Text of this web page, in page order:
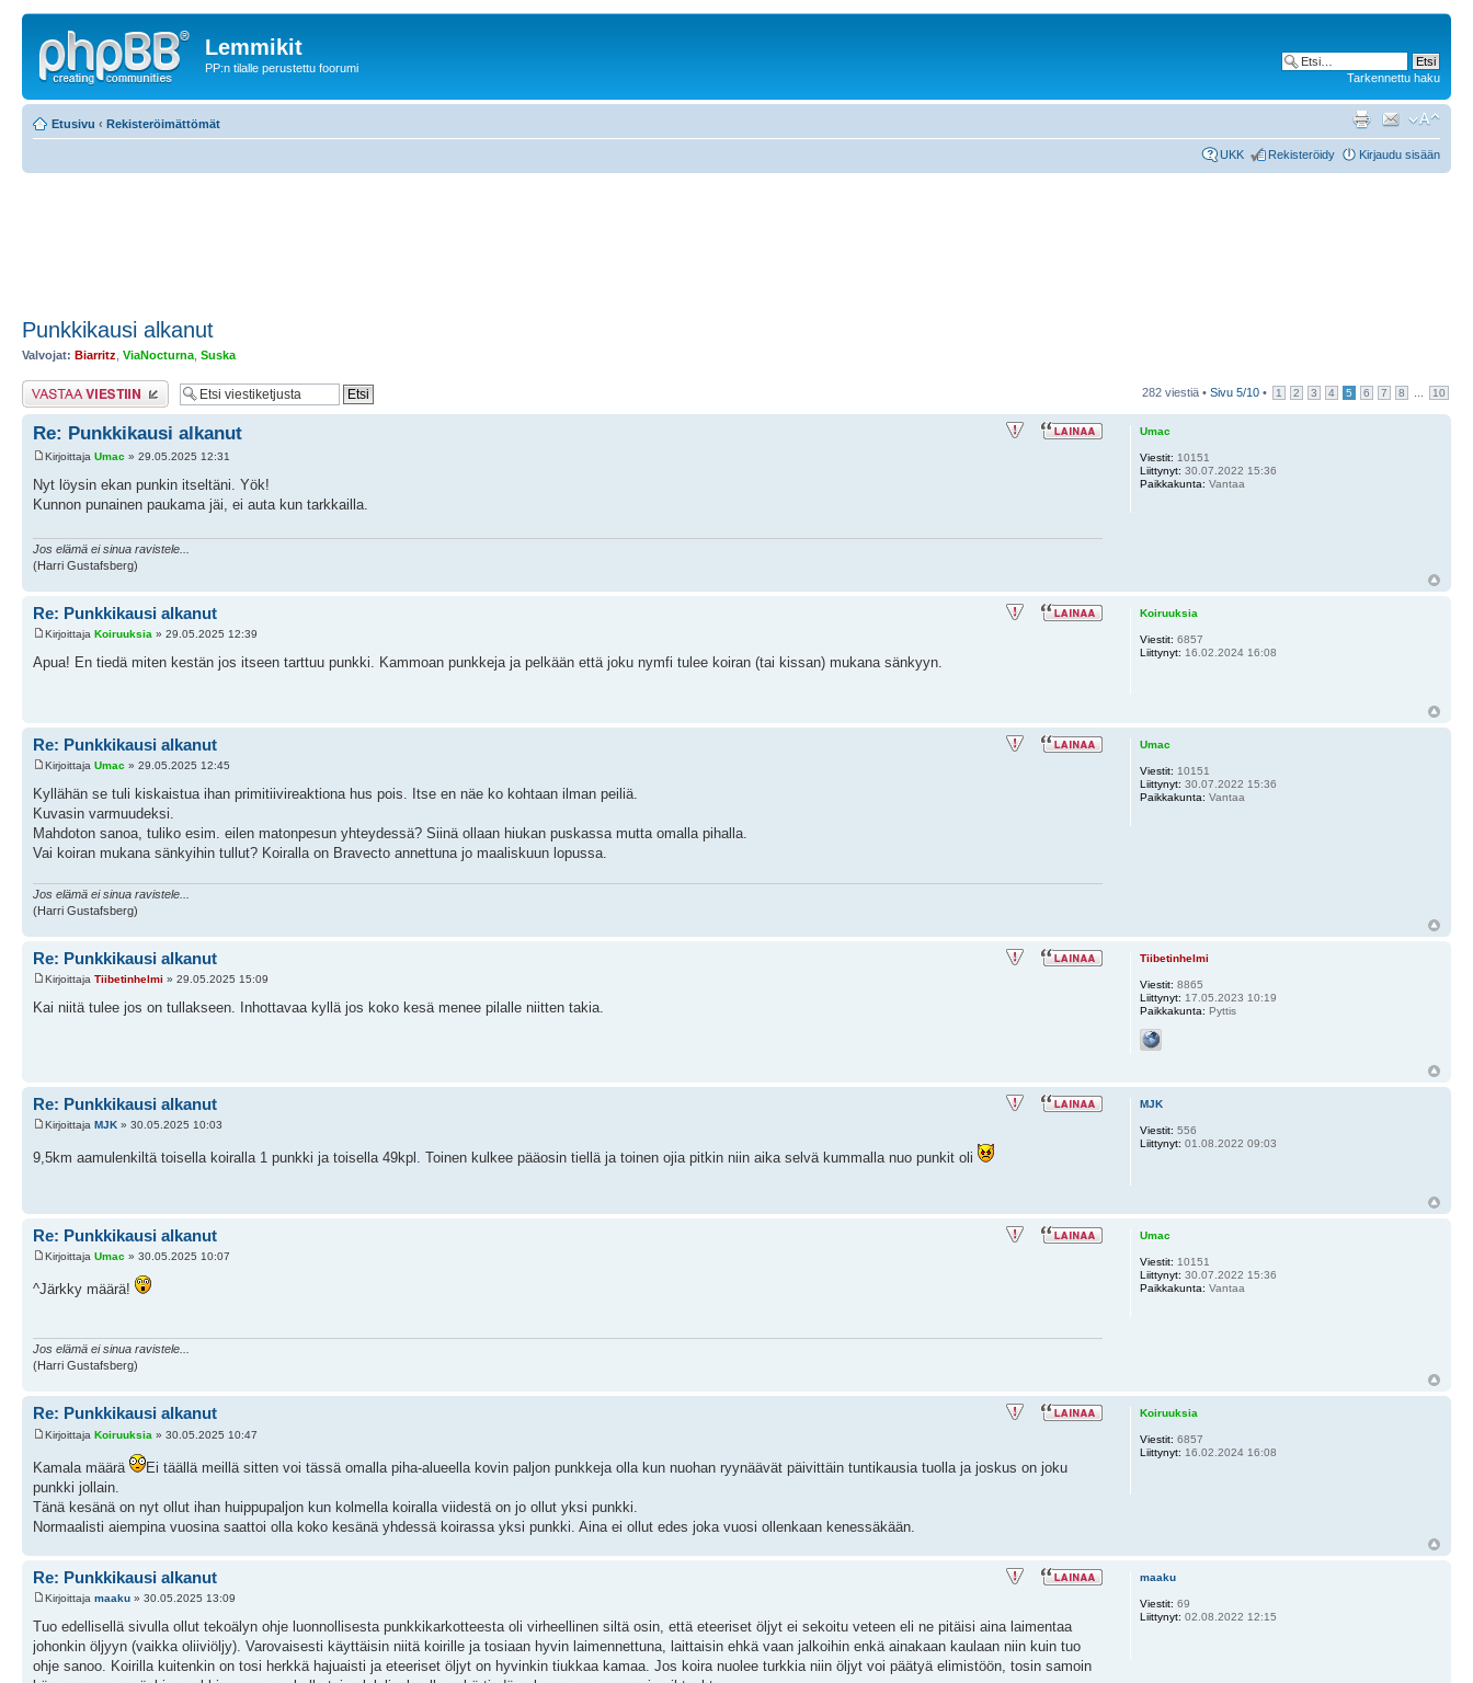
Lemmikit
PP:n tilalle perustettu foorumi
Tarkennettu haku
Etusivu ‹ Rekisteröimättömät
UKK Rekisteröidy Kirjaudu sisään
Punkkikausi alkanut
Valvojat: Biarritz ViaNocturna Suska
Lähetä vastaus 282 viestiä • Sivu 5/10 • 1 2 3 4 5 6 7 8 10
Re: Punkkikausi alkanut
Kirjoittaja Umac » 29.05.2025 12:31
Nyt löysin ekan punkin itseltäni. Yök!
Kunnon punainen paukama jäi, ei auta kun tarkkailla.
Jos elämä ei sinua ravistele...
(Harri Gustafsberg)
Umac
Viestit: 10151
Liittynyt: 30.07.2022 15:36
Paikkakunta: Vantaa
Re: Punkkikausi alkanut
Kirjoittaja Koiruuksia » 29.05.2025 12:39
Apua! En tiedä miten kestän jos itseen tarttuu punkki. Kammoan punkkeja ja pelkään että joku nymfi tulee koiran (tai kissan) mukana sänkyyn.
Koiruuksia
Viestit: 6857
Liittynyt: 16.02.2024 16:08
Re: Punkkikausi alkanut
Kirjoittaja Umac » 29.05.2025 12:45
Kyllähän se tuli kiskaistua ihan primitiivireaktiona hus pois. Itse en näe ko kohtaan ilman peiliä.
Kuvasin varmuudeksi.
Mahdoton sanoa, tuliko esim. eilen matonpesun yhteydessä? Siinä ollaan hiukan puskassa mutta omalla pihalla.
Vai koiran mukana sänkyihin tullut? Koiralla on Bravecto annettuna jo maaliskuun lopussa.
Jos elämä ei sinua ravistele...
(Harri Gustafsberg)
Umac
Viestit: 10151
Liittynyt: 30.07.2022 15:36
Paikkakunta: Vantaa
Re: Punkkikausi alkanut
Kirjoittaja Tiibetinhelmi » 29.05.2025 15:09
Kai niitä tulee jos on tullakseen. Inhottavaa kyllä jos koko kesä menee pilalle niitten takia.
Tiibetinhelmi
Viestit: 8865
Liittynyt: 17.05.2023 10:19
Paikkakunta: Pyttis
Re: Punkkikausi alkanut
Kirjoittaja MJK » 30.05.2025 10:03
9,5km aamulenkiltä toisella koiralla 1 punkki ja toisella 49kpl. Toinen kulkee pääosin tiellä ja toinen ojia pitkin niin aika selvä kummalla nuo punkit oli
MJK
Viestit: 556
Liittynyt: 01.08.2022 09:03
Re: Punkkikausi alkanut
Kirjoittaja Umac » 30.05.2025 10:07
^Järkky määrä!
Jos elämä ei sinua ravistele...
(Harri Gustafsberg)
Umac
Viestit: 10151
Liittynyt: 30.07.2022 15:36
Paikkakunta: Vantaa
Re: Punkkikausi alkanut
Kirjoittaja Koiruuksia » 30.05.2025 10:47
Kamala määrä
Ei täällä meillä sitten voi tässä omalla piha-alueella kovin paljon punkkeja olla kun nuohan ryynäävät päivittäin tuntikausia tuolla ja joskus on joku
punkki jollain.
Tänä kesänä on nyt ollut ihan huippupaljon kun kolmella koiralla viidestä on jo ollut yksi punkki.
Normaalisti aiempina vuosina saattoi olla koko kesänä yhdessä koirassa yksi punkki. Aina ei ollut edes joka vuosi ollenkaan kenessäkään.
Koiruuksia
Viestit: 6857
Liittynyt: 16.02.2024 16:08
Re: Punkkikausi alkanut
Kirjoittaja maaku » 30.05.2025 13:09
Tuo edellisellä sivulla ollut tekoälyn ohje luonnollisesta punkkikarkotteesta oli virheellinen siltä osin, että eteeriset öljyt ei sekoitu veteen eli ne pitäisi aina laimentaa
johonkin öljyyn (vaikka oliiviöljy). Varovaisesti käyttäisin niitä koirille ja tosiaan hyvin laimennettuna, laittaisin ehkä vaan jalkoihin enkä ainakaan kaulaan niin kuin tuo
ohje sanoo. Koirilla kuitenkin on tosi herkkä hajuaisti ja eteeriset öljyt on hyvinkin tiukkaa kamaa. Jos koira nuolee turkkia niin öljyt voi päätyä elimistöön, tosin samoin
maaku
Viestit: 69
Liittynyt: 02.08.2022 12:15